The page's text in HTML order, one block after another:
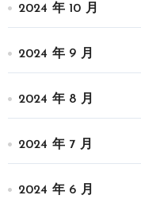
2024 年 10 月
2024 年 9 月
2024 年 8 月
2024 年 7 月
2024 年 6 月